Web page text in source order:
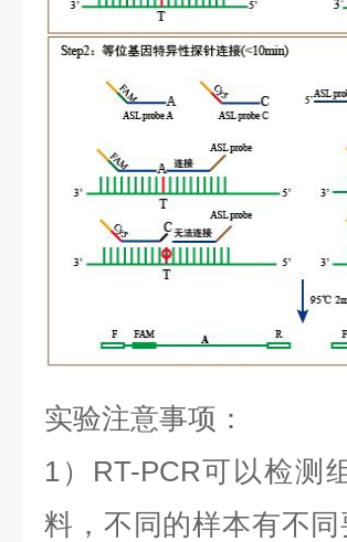
实验注意事项：
1 ） RT-PCR可以检测
料，不同的样本有不